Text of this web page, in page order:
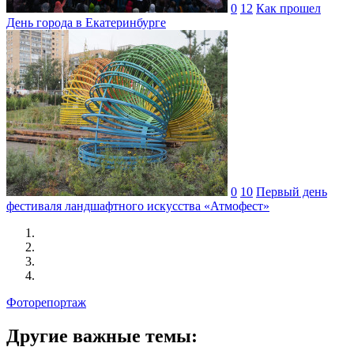
0 12 Как прошел
День города в Екатеринбурге
0 10 Первый день
фестиваля ландшафтного искусства «Атмофест»
Фоторепортаж
Другие важные темы: